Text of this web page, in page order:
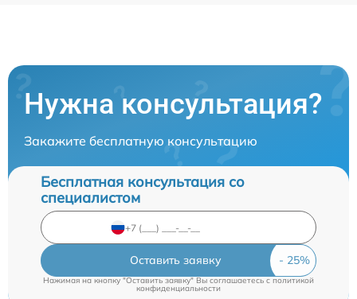
Нужна консультация?
Закажите бесплатную консультацию
Бесплатная консультация со
специалистом
Оставить заявку
Нажимая на кнопку "Оставить заявку" Вы соглашаетесь c политикой
конфиденциальности